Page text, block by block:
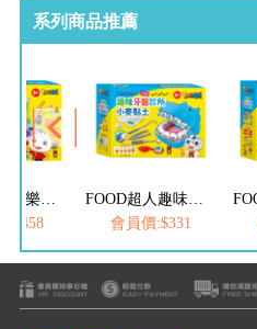
系列商品推薦
FOOD超人歡樂點心派對小麥黏土
:$458
FOOD超人趣味牙醫診所小麥黏土
會員價:$331